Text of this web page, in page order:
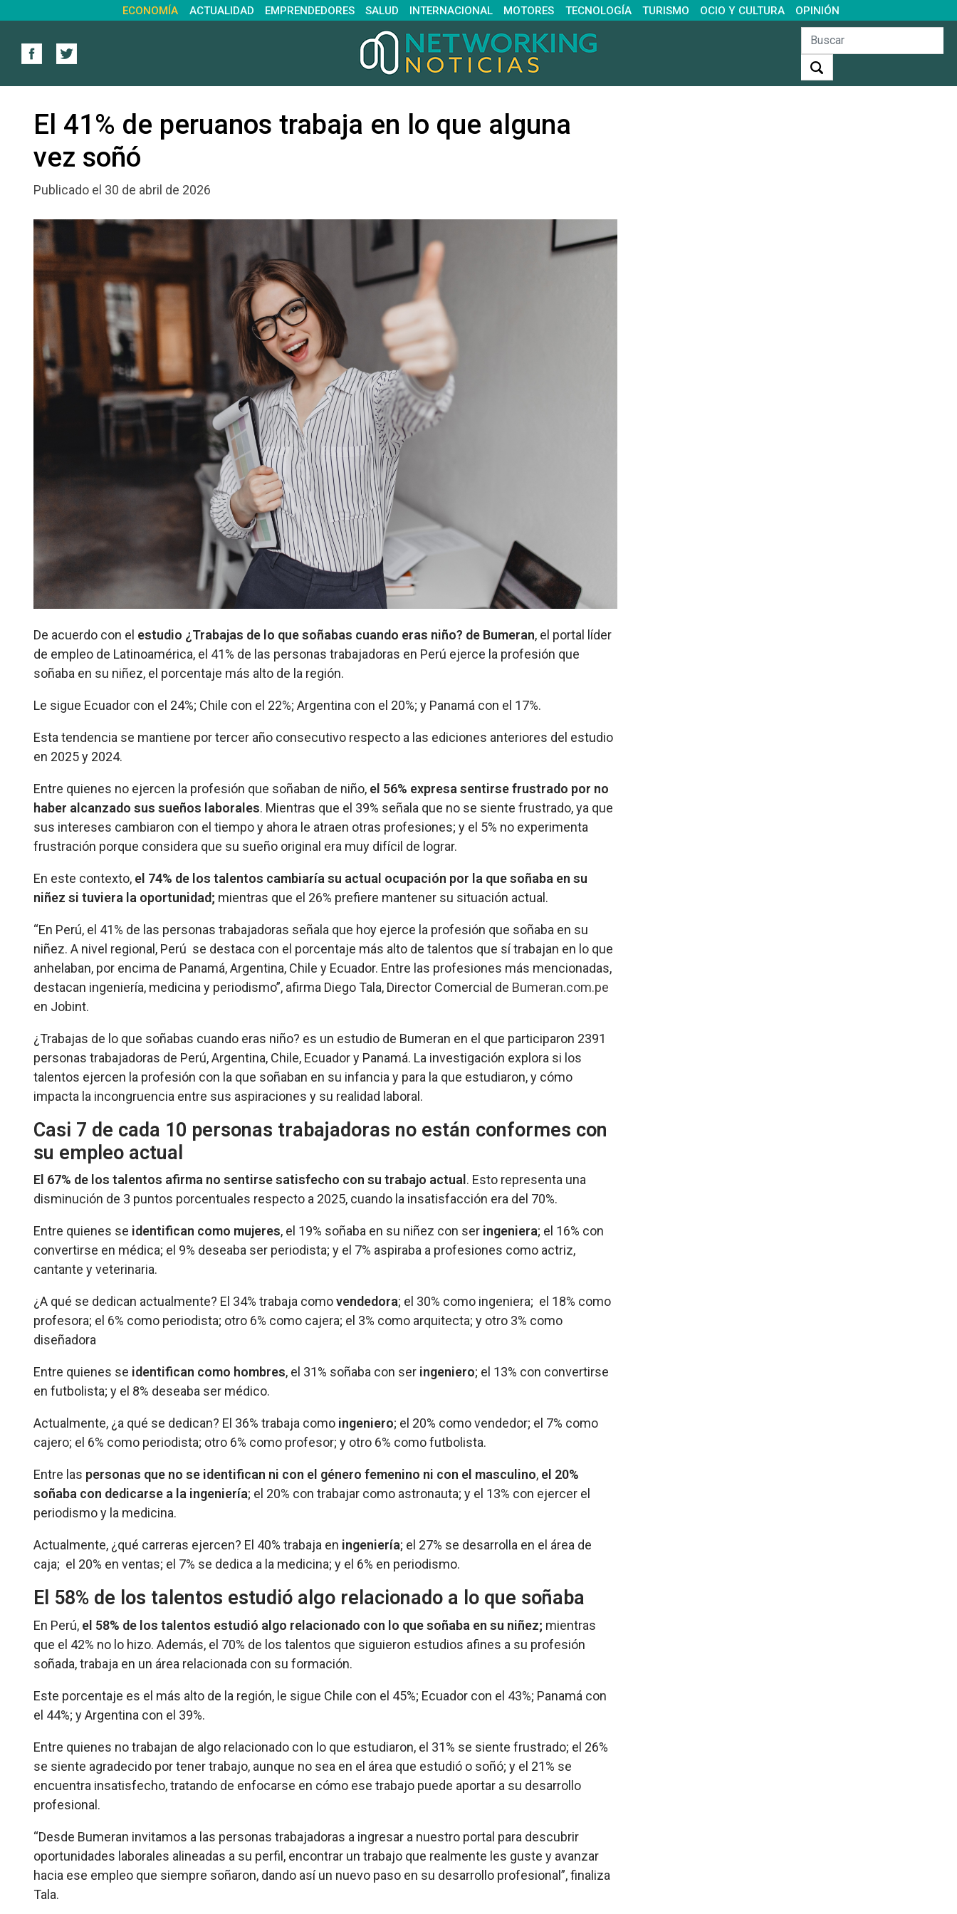
ECONOMÍA ACTUALIDAD EMPRENDEDORES SALUD INTERNACIONAL MOTORES TECNOLOGÍA TURISMO OCIO Y CULTURA OPINIÓN
El 41% de peruanos trabaja en lo que alguna
vez soñó
Publicado el 30 de abril de 2026
De acuerdo con el estudio ¿Trabajas de lo que soñabas cuando eras niño? de Bumeran, el portal líder
de empleo de Latinoamérica, el 41% de las personas trabajadoras en Perú ejerce la profesión que
soñaba en su niñez, el porcentaje más alto de la región.
Le sigue Ecuador con el 24%; Chile con el 22%; Argentina con el 20%; y Panamá con el 17%.
Esta tendencia se mantiene por tercer año consecutivo respecto a las ediciones anteriores del estudio
en 2025 y 2024.
Entre quienes no ejercen la profesión que soñaban de niño, el 56% expresa sentirse frustrado por no
haber alcanzado sus sueños laborales. Mientras que el 39% señala que no se siente frustrado, ya que
sus intereses cambiaron con el tiempo y ahora le atraen otras profesiones; y el 5% no experimenta
frustración porque considera que su sueño original era muy difícil de lograr.
En este contexto, el 74% de los talentos cambiaría su actual ocupación por la que soñaba en su
niñez si tuviera la oportunidad; mientras que el 26% prefiere mantener su situación actual.
“En Perú, el 41% de las personas trabajadoras señala que hoy ejerce la profesión que soñaba en su
niñez. A nivel regional, Perú se destaca con el porcentaje más alto de talentos que sí trabajan en lo que
anhelaban, por encima de Panamá, Argentina, Chile y Ecuador. Entre las profesiones más mencionadas,
destacan ingeniería, medicina y periodismo”, afirma Diego Tala, Director Comercial de Bumeran.com.pe
en Jobint.
¿Trabajas de lo que soñabas cuando eras niño? es un estudio de Bumeran en el que participaron 2391
personas trabajadoras de Perú, Argentina, Chile, Ecuador y Panamá. La investigación explora si los
talentos ejercen la profesión con la que soñaban en su infancia y para la que estudiaron, y cómo
impacta la incongruencia entre sus aspiraciones y su realidad laboral.
Casi 7 de cada 10 personas trabajadoras no están conformes con
su empleo actual
El 67% de los talentos afirma no sentirse satisfecho con su trabajo actual . Esto representa una
disminución de 3 puntos porcentuales respecto a 2025, cuando la insatisfacción era del 70%.
Entre quienes se identifican como mujeres, el 19% soñaba en su niñez con ser ingeniera; el 16% con
convertirse en médica; el 9% deseaba ser periodista; y el 7% aspiraba a profesiones como actriz,
cantante y veterinaria.
¿A qué se dedican actualmente? El 34% trabaja comovendedora; el 30% como ingeniera; el 18% como
profesora; el 6% como periodista; otro 6% como cajera; el 3% como arquitecta; y otro 3% como
diseñadora
Entre quienes se identifican como hombres, el 31% soñaba con ser ingeniero; el 13% con convertirse
en futbolista; y el 8% deseaba ser médico.
Actualmente, ¿a qué se dedican? El 36% trabaja como ingeniero; el 20% como vendedor; el 7% como
cajero; el 6% como periodista; otro 6% como profesor; y otro 6% como futbolista.
Entre las personas que no se identifican ni con el género femenino ni con el masculino, el 20%
soñaba con dedicarse a la ingeniería; el 20% con trabajar como astronauta; y el 13% con ejercer el
periodismo y la medicina.
Actualmente, ¿qué carreras ejercen? El 40% trabaja en ingeniería; el 27% se desarrolla en el área de
caja; el 20% en ventas; el 7% se dedica a la medicina; y el 6% en periodismo.
El 58% de los talentos estudió algo relacionado a lo que soñaba
En Perú, el 58% de los talentos estudió algo relacionado con lo que soñaba en su niñez; mientras
que el 42% no lo hizo. Además, el 70% de los talentos que siguieron estudios afines a su profesión
soñada, trabaja en un área relacionada con su formación.
Este porcentaje es el más alto de la región, le sigue Chile con el 45%; Ecuador con el 43%; Panamá con
el 44%; y Argentina con el 39%.
Entre quienes no trabajan de algo relacionado con lo que estudiaron, el 31% se siente frustrado; el 26%
se siente agradecido por tener trabajo, aunque no sea en el área que estudió o soñó; y el 21% se
encuentra insatisfecho, tratando de enfocarse en cómo ese trabajo puede aportar a su desarrollo
profesional.
“Desde Bumeran invitamos a las personas trabajadoras a ingresar a nuestro portal para descubrir
oportunidades laborales alineadas a su perfil, encontrar un trabajo que realmente les guste y avanzar
hacia ese empleo que siempre soñaron, dando así un nuevo paso en su desarrollo profesional”, finaliza
Tala.